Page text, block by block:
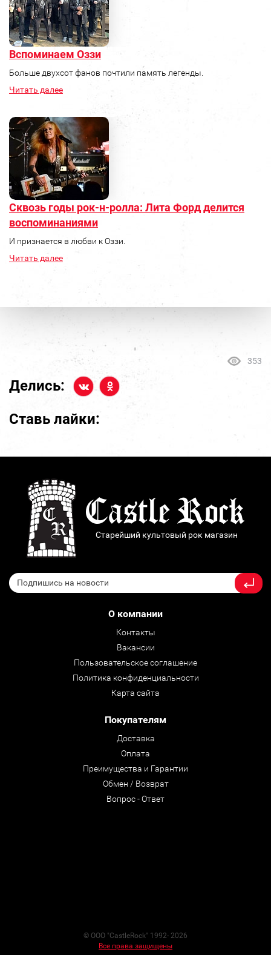
Вспоминаем Оззи
Больше двухсот фанов почтили память легенды.
Читать далее
Сквозь годы рок-н-ролла: Лита Форд делится
воспоминаниями
И признается в любви к Оззи.
Читать далее
353
Делись:
Ставь лайки:
Старейший культовый рок магазин
О компании
Контакты
Вакансии
Пользовательское соглашение
Политика конфиденциальности
Карта сайта
Покупателям
Доставка
Оплата
Преимущества и Гарантии
Обмен / Возврат
Вопрос - Ответ
© ООО "CastleRock" 1992- 2026
Все права защищены